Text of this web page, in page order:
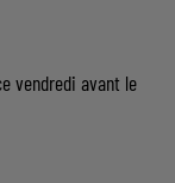
vendredi avant le